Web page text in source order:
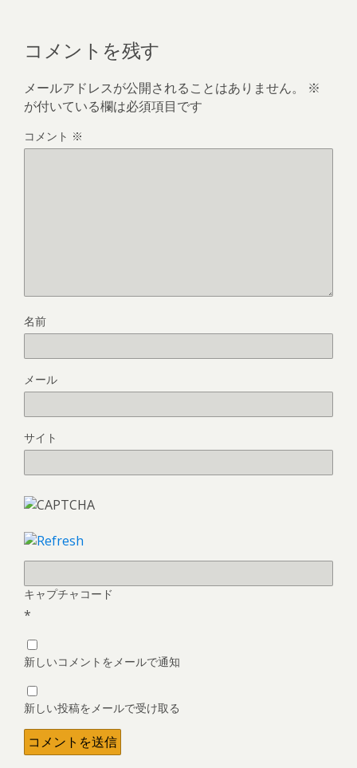
コメントを残す
メールアドレスが公開されることはありません。
※
が付いている欄は必須項目です
コメント ※
名前
メール
サイト
キャプチャコード
*
新しいコメントをメールで通知
新しい投稿をメールで受け取る